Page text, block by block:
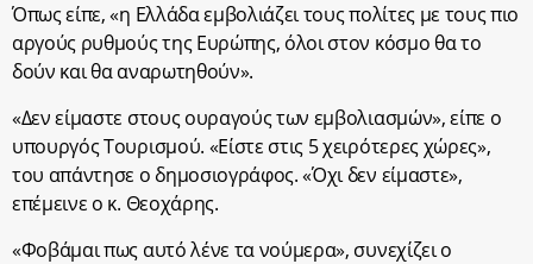
Όπως είπε, «η Ελλάδα εμβολιάζει τους πολίτες με τους πιο
αργούς ρυθμούς της Ευρώπης, όλοι στον κόσμο θα το
δούν και θα αναρωτηθούν».
«Δεν είμαστε στους ουραγούς των εμβολιασμών», είπε ο
υπουργός Τουρισμού. «Είστε στις 5 χειρότερες χώρες»,
του απάντησε ο δημοσιογράφος. «Όχι δεν είμαστε»,
επέμεινε ο κ. Θεοχάρης.
«Φοβάμαι πως αυτό λένε τα νούμερα», συνεχίζει ο